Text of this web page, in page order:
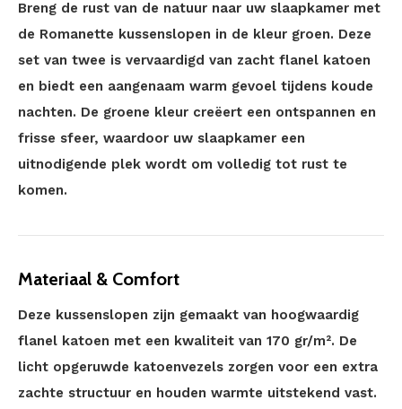
Breng de rust van de natuur naar uw slaapkamer met
de Romanette kussenslopen in de kleur groen. Deze
set van twee is vervaardigd van zacht flanel katoen
en biedt een aangenaam warm gevoel tijdens koude
nachten. De groene kleur creëert een ontspannen en
frisse sfeer, waardoor uw slaapkamer een
uitnodigende plek wordt om volledig tot rust te
komen.
Materiaal & Comfort
Deze kussenslopen zijn gemaakt van hoogwaardig
flanel katoen met een kwaliteit van 170 gr/m². De
licht opgeruwde katoenvezels zorgen voor een extra
zachte structuur en houden warmte uitstekend vast.